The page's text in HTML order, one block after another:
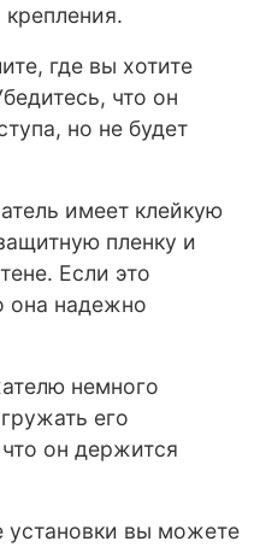
где вы хотите
что он
но не будет
имеет клейкую
пленку и
Если это
она надежно
немного
его
он держится
установки вы можете